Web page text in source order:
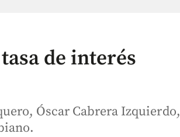
de interés
Óscar Cabrera Izquierdo,